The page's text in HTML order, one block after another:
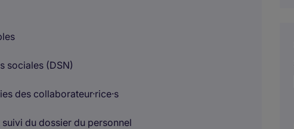
sociales (DSN)
des collaborateur·rice·s
du dossier du personnel